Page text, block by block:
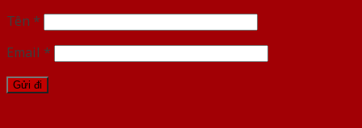
Tên *
Email *